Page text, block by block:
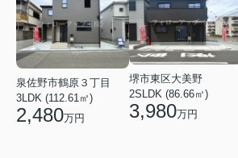
泉佐野市鶴原３丁目
3LDK (112.61㎡)
2,480万円
堺市東区大美野
2SLDK (86.66㎡)
3,980万円